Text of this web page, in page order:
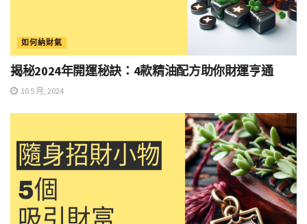
如何納財氣
揭秘2024年開運秘訣：4款精油配方助你財運亨通
10 5 月, 2024